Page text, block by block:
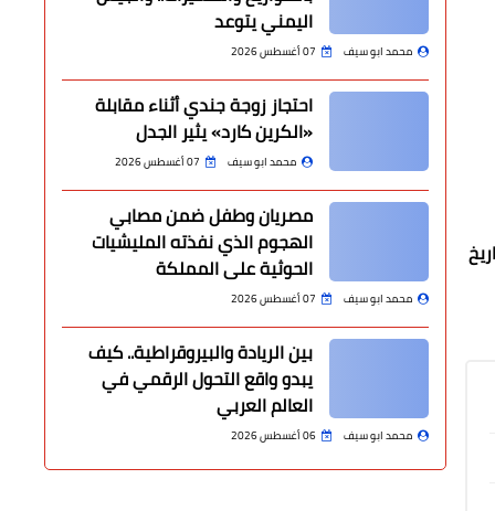
اليمني يتوعد
محمد ابو سيف 07 أغسطس 2026
احتجاز زوجة جندي أثناء مقابلة
«الكرين كارد» يثير الجدل
محمد ابو سيف 07 أغسطس 2026
مصريان وطفل ضمن مصابي
الهجوم الذي نفذته المليشيات
الحوثية على المملكة
محمد ابو سيف 07 أغسطس 2026
بين الريادة والبيروقراطية.. كيف
يبدو واقع التحول الرقمي في
العالم العربي
محمد ابو سيف 06 أغسطس 2026